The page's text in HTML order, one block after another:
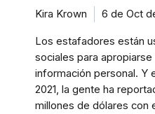
Kira Krown 6 de Oct
Los estafadores están
sociales para
información personal. Y
2021, la gente ha
millones de dólares con